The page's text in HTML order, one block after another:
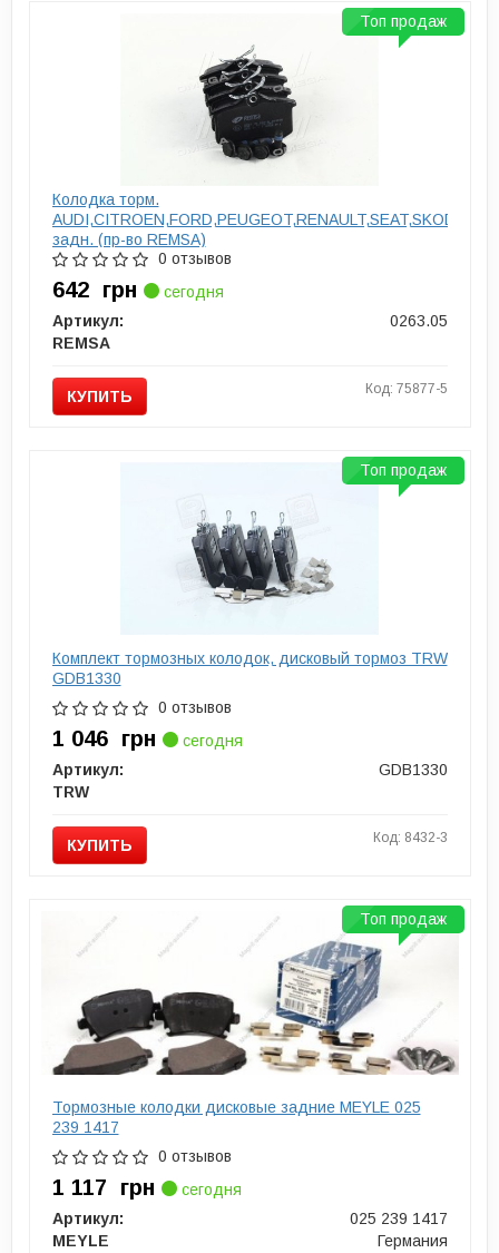
Колодка торм.
AUDI,CITROEN,FORD,PEUGEOT,RENAULT,SEAT,SKODA,VW
задн. (пр-во REMSA)
0 отзывов
642 грн
сегодня
Артикул:
0263.05
REMSA
КУПИТЬ Код: 75877-5
Топ продаж
Комплект тормозных колодок, дисковый тормоз TRW
GDB1330
0 отзывов
1 046 грн
сегодня
Артикул:
GDB1330
TRW
КУПИТЬ Код: 8432-3
Топ продаж
Тормозные колодки дисковые задние MEYLE 025
239 1417
0 отзывов
1 117 грн
сегодня
Артикул:
025 239 1417
MEYLE
Германия
Топ продаж